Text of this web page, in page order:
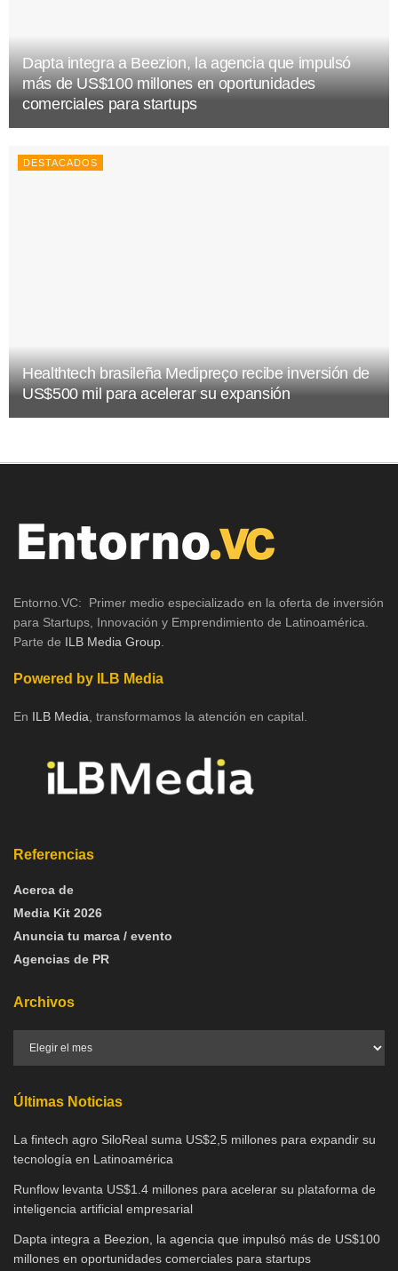
Dapta integra a Beezion, la agencia que impulsó
más de US$100 millones en oportunidades
comerciales para startups
DESTACADOS
Healthtech brasileña Medipreço recibe inversión de
US$500 mil para acelerar su expansión
Entorno.VC: Primer medio especializado en la oferta de inversión
para Startups, Innovación y Emprendimiento de Latinoamérica.
Parte de ILB Media Group
Powered by ILB Media
En ILB Media , transformamos la atención en capital.
Referencias
Acerca de
Media Kit 2026
Anuncia tu marca / evento
Agencias de PR
Archivos
Últimas Noticias
La fintech agro SiloReal suma US$2,5 millones para expandir su
tecnología en Latinoamérica
Runflow levanta US$1.4 millones para acelerar su plataforma de
inteligencia artificial empresarial
Dapta integra a Beezion, la agencia que impulsó más de US$100
millones en oportunidades comerciales para startups